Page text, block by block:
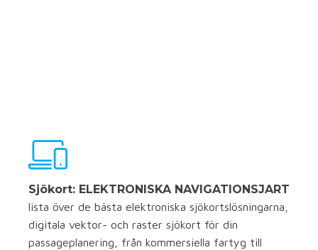
Sjökort: ELEKTRONISKA NAVIGATIONSJART
lista över de bästa elektroniska sjökortslösningarna,
digitala vektor- och raster sjökort för din
passageplanering, från kommersiella fartyg till